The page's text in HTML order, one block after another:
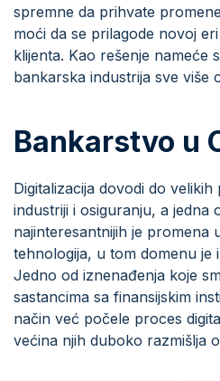
spremne da prihvate
moći da se prilagode novoj
klijenta. Kao rešenje nameće
bankarska industrija sve više
Bankarstvo u
Digitalizacija dovodi do
industriji i osiguranju, a jedna
najinteresantnijih je promena
tehnologija, u tom domenu je i
Jedno od iznenađenja koje
sastancima sa finansijskim
način već počele proces
većina njih duboko razmišlja